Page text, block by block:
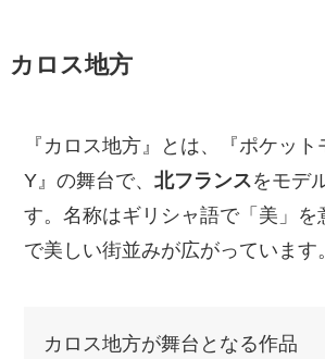
カロス地方
『カロス地方』とは、『ポケット
Y』の舞台で、北フランスをモデ
す。名称はギリシャ語で「美」を
で美しい街並みが広がっています
カロス地方が舞台となる作品